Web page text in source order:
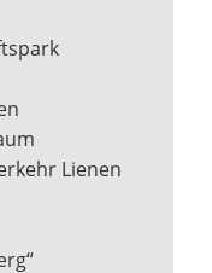
Lienen